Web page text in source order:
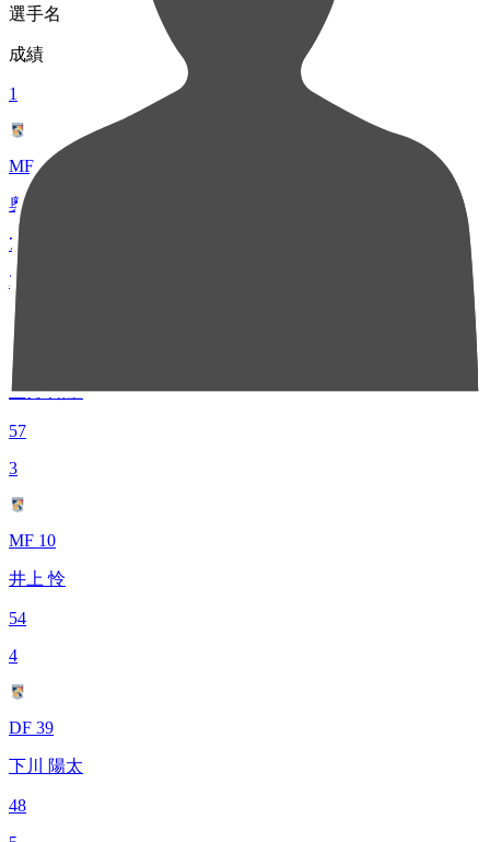
選手名
成績
1
MF 47
奥村 晃司
76
2
MF 16
上月 翔聖
57
3
MF 10
井上 怜
54
4
DF 39
下川 陽太
48